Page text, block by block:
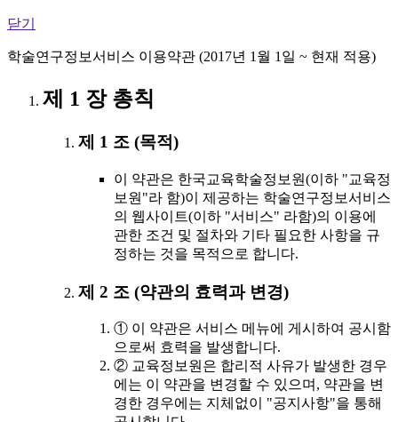
닫기
학술연구정보서비스 이용약관 (2017년 1월 1일 ~ 현재 적용)
제 1 장 총칙
제 1 조 (목적)
이 약관은 한국교육학술정보원(이하 "교육정
보원"라 함)이 제공하는 학술연구정보서비스
의 웹사이트(이하 "서비스" 라함)의 이용에
관한 조건 및 절차와 기타 필요한 사항을 규
정하는 것을 목적으로 합니다.
제 2 조 (약관의 효력과 변경)
① 이 약관은 서비스 메뉴에 게시하여 공시함
으로써 효력을 발생합니다.
② 교육정보원은 합리적 사유가 발생한 경우
에는 이 약관을 변경할 수 있으며, 약관을 변
경한 경우에는 지체없이 "공지사항"을 통해